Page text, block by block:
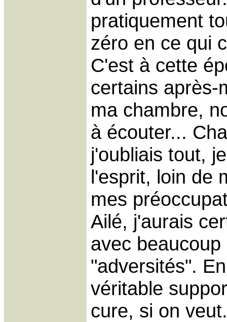
pratiquement
zéro en ce qui
C'est à cette
certains après-
ma chambre,
à écouter...
j'oubliais tout,
l'esprit, loin de
mes
Ailé, j'aurais
avec
"adversités".
véritable
cure, si on veut.